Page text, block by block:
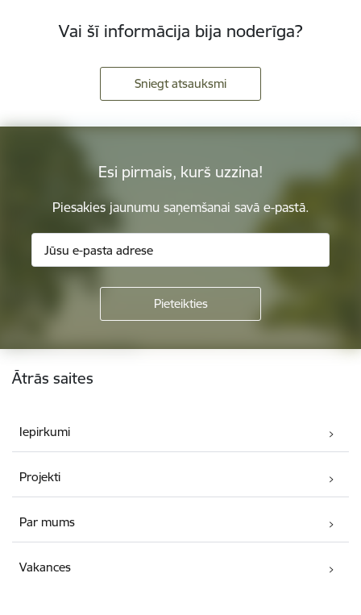
Vai šī informācija bija noderīga?
Sniegt atsauksmi
Esi pirmais, kurš uzzina!
Piesakies jaunumu saņemšanai savā e-pastā.
Kājene
Ātrās saites
Iepirkumi
Projekti
Par mums
Vakances